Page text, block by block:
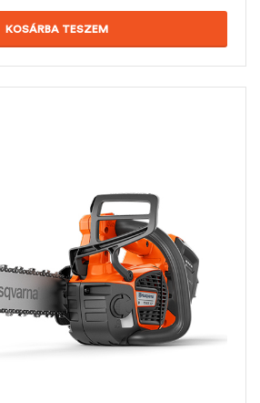
KOSÁRBA TESZEM